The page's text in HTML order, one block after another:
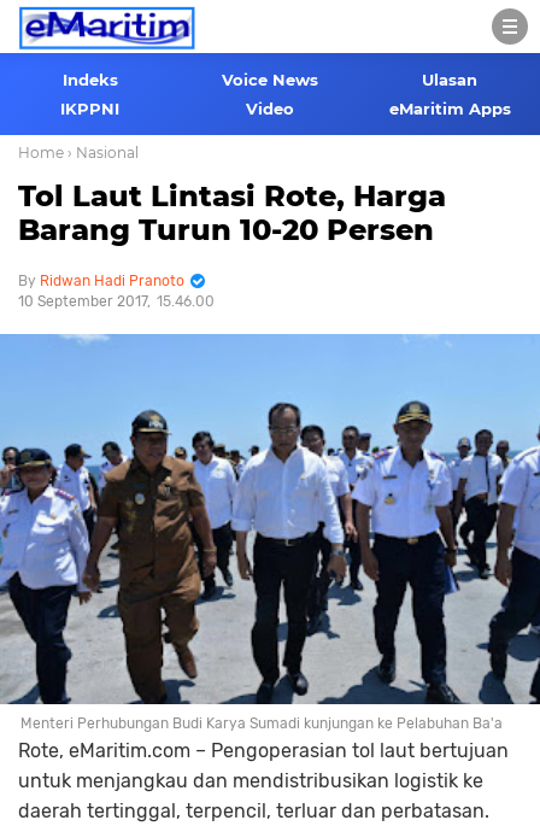
Indeks Voice News
Ulasan
IKPPNI
Video eMaritim Apps
Home › Nasional
Tol Laut Lintasi Rote, Harga
Barang Turun 10-20 Persen
Ridwan Hadi Pranoto
10 September 2017 15.46.00
Menteri Perhubungan Budi Karya Sumadi kunjungan ke Pelabuhan Ba'a
Rote, eMaritim.com – Pengoperasian tol laut bertujuan
untuk menjangkau dan mendistribusikan logistik ke
daerah tertinggal, terpencil, terluar dan perbatasan.